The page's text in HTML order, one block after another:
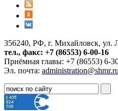
356240, РФ, г. Михайловск, ул.
тел., факс: +7 (86553) 6-00-16
Приёмная главы: +7 (86553) 6-
Эл. почта: administration@shmr.ru